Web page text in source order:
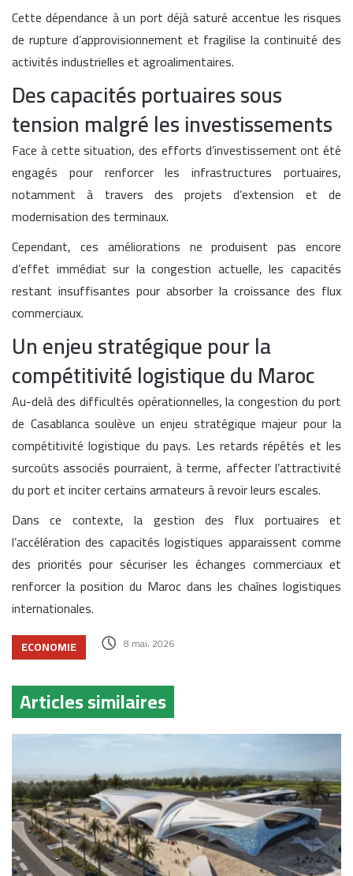
Cette dépendance à un port déjà saturé accentue les risques
de rupture d’approvisionnement et fragilise la continuité des
activités industrielles et agroalimentaires.
Des capacités portuaires sous
tension malgré les investissements
Face à cette situation, des efforts d’investissement ont été
engagés pour renforcer les infrastructures portuaires,
notamment à travers des projets d’extension et de
modernisation des terminaux.
Cependant, ces améliorations ne produisent pas encore
d’effet immédiat sur la congestion actuelle, les capacités
restant insuffisantes pour absorber la croissance des flux
commerciaux.
Un enjeu stratégique pour la
compétitivité logistique du Maroc
Au-delà des difficultés opérationnelles, la congestion du port
de Casablanca soulève un enjeu stratégique majeur pour la
compétitivité logistique du pays. Les retards répétés et les
surcoûts associés pourraient, à terme, affecter l’attractivité
du port et inciter certains armateurs à revoir leurs escales.
Dans ce contexte, la gestion des flux portuaires et
l’accélération des capacités logistiques apparaissent comme
des priorités pour sécuriser les échanges commerciaux et
renforcer la position du Maroc dans les chaînes logistiques
internationales.
ECONOMIE 8 mai، 2026
Articles similaires